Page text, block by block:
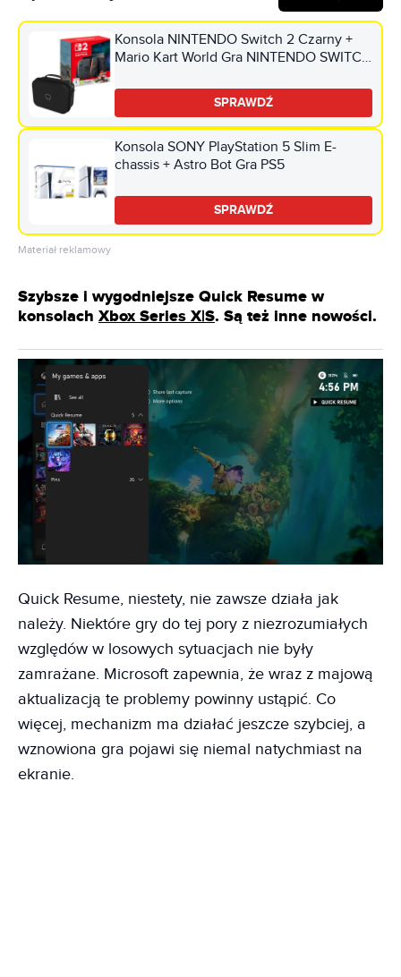
Konsola NINTENDO Switch 2 Czarny +
Mario Kart World Gra NINTENDO SWITCH
Switch/Switch 2/Switch Oled Czarny
SPRAWDŹ
Konsola SONY PlayStation 5 Slim E-
chassis + Astro Bot Gra PS5
SPRAWDŹ
Materiał reklamowy
Szybsze i wygodniejsze Quick Resume w
konsolach Xbox Series X|S. Są też inne nowości.
Quick Resume, niestety, nie zawsze działa jak
należy. Niektóre gry do tej pory z niezrozumiałych
względów w losowych sytuacjach nie były
zamrażane. Microsoft zapewnia, że wraz z majową
aktualizacją te problemy powinny ustąpić. Co
więcej, mechanizm ma działać jeszcze szybciej, a
wznowiona gra pojawi się niemal natychmiast na
ekranie.